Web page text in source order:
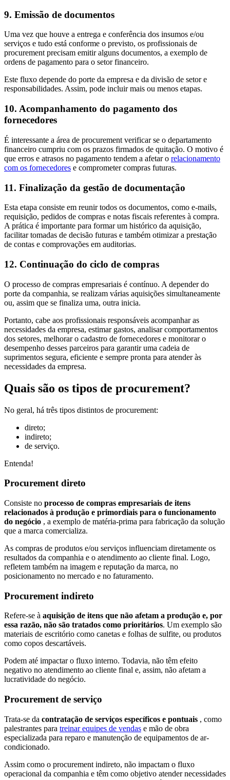
9. Emissão de documentos
Uma vez que houve a entrega e conferência dos insumos e/ou
serviços e tudo está conforme o previsto, os profissionais de
procurement precisam emitir alguns documentos, a exemplo de
ordens de pagamento para o setor financeiro.
Este fluxo depende do porte da empresa e da divisão de setor e
responsabilidades. Assim, pode incluir mais ou menos etapas.
10. Acompanhamento do pagamento dos
fornecedores
É interessante a área de procurement verificar se o departamento
financeiro cumpriu com os prazos firmados de quitação. O motivo é
que erros e atrasos no pagamento tendem a afetar o relacionamento
com os fornecedores e comprometer compras futuras.
11. Finalização da gestão de documentação
Esta etapa consiste em reunir todos os documentos, como e-mails,
requisição, pedidos de compras e notas fiscais referentes à compra.
A prática é importante para formar um histórico da aquisição,
facilitar tomadas de decisão futuras e também otimizar a prestação
de contas e comprovações em auditorias.
12. Continuação do ciclo de compras
O processo de compras empresariais é contínuo. A depender do
porte da companhia, se realizam várias aquisições simultaneamente
ou, assim que se finaliza uma, outra inicia.
Portanto, cabe aos profissionais responsáveis acompanhar as
necessidades da empresa, estimar gastos, analisar comportamentos
dos setores, melhorar o cadastro de fornecedores e monitorar o
desempenho desses parceiros para garantir uma cadeia de
suprimentos segura, eficiente e sempre pronta para atender às
necessidades da empresa.
Quais são os tipos de procurement?
No geral, há três tipos distintos de procurement:
direto;
indireto;
de serviço.
Entenda!
Procurement direto
Consiste no processo de compras empresariais de itens
relacionados à produção e primordiais para o funcionamento
do negócio , a exemplo de matéria-prima para fabricação da solução
que a marca comercializa.
As compras de produtos e/ou serviços influenciam diretamente os
resultados da companhia e o atendimento ao cliente final. Logo,
refletem também na imagem e reputação da marca, no
posicionamento no mercado e no faturamento.
Procurement indireto
Refere-se à aquisição de itens que não afetam a produção e, por
essa razão, não são tratados como prioritários. Um exemplo são
materiais de escritório como canetas e folhas de sulfite, ou produtos
como copos descartáveis.
Podem até impactar o fluxo interno. Todavia, não têm efeito
negativo no atendimento ao cliente final e, assim, não afetam a
lucratividade do negócio.
Procurement de serviço
Trata-se da contratação de serviços específicos e pontuais , como
palestrantes para treinar equipes de vendas e mão de obra
especializada para reparo e manutenção de equipamentos de ar-
condicionado.
Assim como o procurement indireto, não impactam o fluxo
operacional da companhia e têm como objetivo atender necessidades